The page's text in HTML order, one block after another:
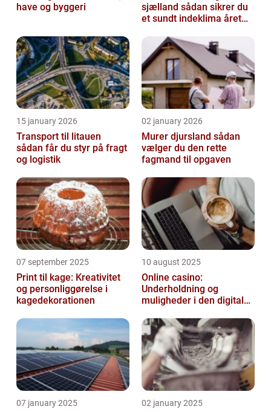
have og byggeri
sjælland sådan sikrer du
et sundt indeklima året
15 january 2026
Transport til litauen
sådan får du styr på fragt
og logistik
02 january 2026
Murer djursland sådan
vælger du den rette
fagmand til opgaven
07 september 2025
Print til kage: Kreativitet
og personliggørelse i
kagedekorationen
10 august 2025
Online casino:
Underholdning og
muligheder i den digitale
07 january 2025 02 january 2025